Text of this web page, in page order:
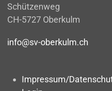
Schützenweg
CH-5727 Oberkulm
info@sv-oberkulm.ch
Impressum/